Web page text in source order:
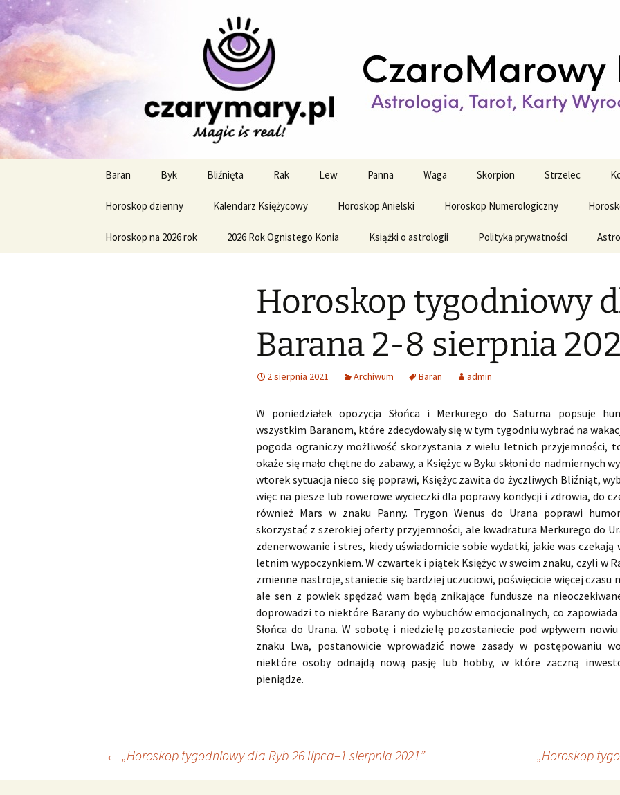
CzaroMarowy horoskop
miesięczny i tygodniowy
Profesjonalne przepowiednie astrologiczne
treści
Baran Byk Bliźnięta Rak Lew Panna Waga Skorpion Strzelec
Horoskop dzienny Kalendarz Księżycowy Horoskop Anielski Horoskop Numerologiczny
Horoskop na 2026 rok 2026 Rok Ognistego Konia Książki o astrologii Polityka prywatności
Horoskop tygodniowy
Barana 2-8 sierpnia
2 sierpnia 2021 Archiwum Baran admin
W poniedziałek opozycja Słońca i Merkurego do Saturna popsuje
wszystkim Baranom, które zdecydowały się w tym tygodniu wybrać na
pogoda ograniczy możliwość skorzystania z wielu letnich przyjemności,
okaże się mało chętne do zabawy, a Księżyc w Byku skłoni do nadmiernych
wtorek sytuacja nieco się poprawi, Księżyc zawita do życzliwych Bliźniąt,
więc na piesze lub rowerowe wycieczki dla poprawy kondycji i zdrowia, do
również Mars w znaku Panny. Trygon Wenus do Urana poprawi
skorzystać z szerokiej oferty przyjemności, ale kwadratura Merkurego do
zdenerwowanie i stres, kiedy uświadomicie sobie wydatki, jakie was czekają
letnim wypoczynkiem. W czwartek i piątek Księżyc w swoim znaku, czyli w
zmienne nastroje, staniecie się bardziej uczuciowi, poświęcicie więcej czasu
ale sen z powiek spędzać wam będą znikające fundusze na
doprowadzi to niektóre Barany do wybuchów emocjonalnych, co
Słońca do Urana. W sobotę i niedzielę pozostaniecie pod wpływem
znaku Lwa, postanowicie wprowadzić nowe zasady w postępowaniu
niektóre osoby odnajdą nową pasję lub hobby, w które zaczną
pieniądze.
Nawigacja
← „Horoskop tygodniowy dla Ryb 26 lipca–1 sierpnia 2021” „Horoskop